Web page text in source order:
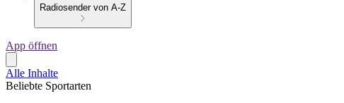
Radiosender von A-Z
App öffnen
Alle Inhalte
Beliebte Sportarten